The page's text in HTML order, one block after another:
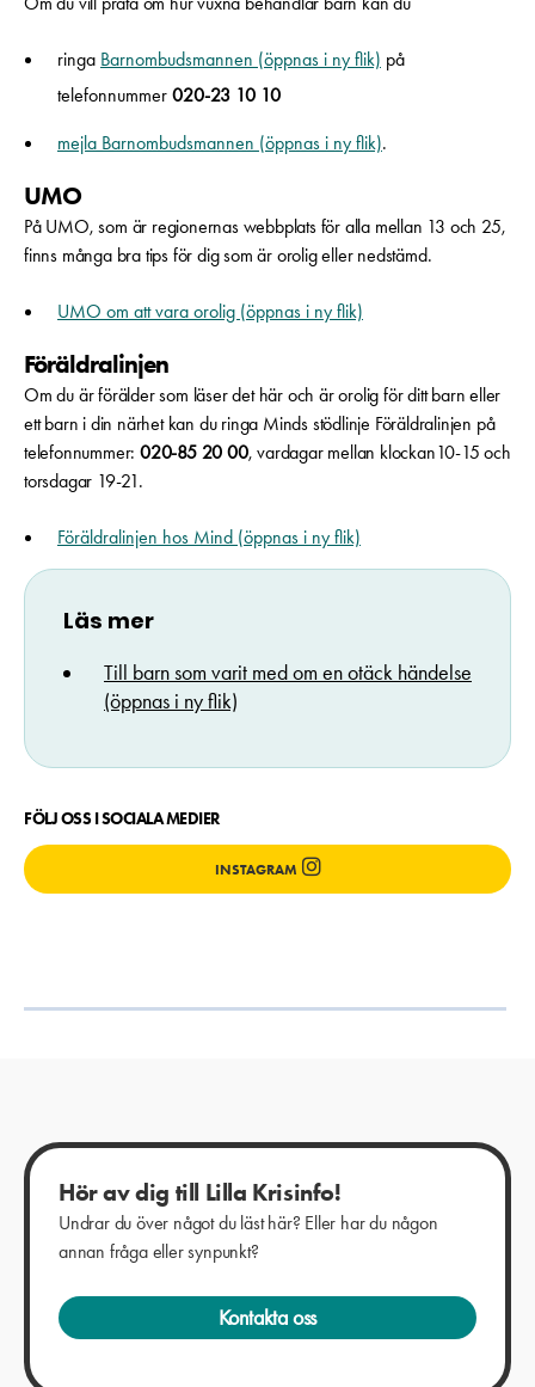
ringa Barnombudsmannen (öppnas i ny flik) på
telefonnummer020-23 10 10
mejla Barnombudsmannen (öppnas i ny flik).
UMO
På UMO, som är regionernas webbplats för alla mellan 13 och 25,
finns många bra tips för dig som är orolig eller nedstämd.
UMO om att vara orolig (öppnas i ny flik)
Föräldralinjen
Om du är förälder som läser det här och är orolig för ditt barn eller
ett barn i din närhet kan du ringa Minds stödlinje Föräldralinjen på
telefonnummer:020-85 20 00, vardagar mellan klockan10-15 och
torsdagar 19-21.
Föräldralinjen hos Mind (öppnas i ny flik)
Läs mer
Till barn som varit med om en otäck händelse
(öppnas i ny flik)
FÖLJ OSS I SOCIALA MEDIER
INSTAGRAM
Hör av dig till Lilla Krisinfo!
Undrar du över något du läst här? Eller har du någon
annan fråga eller synpunkt?
Kontakta oss